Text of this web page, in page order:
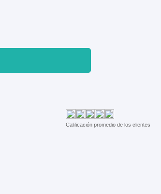
Calificación promedio de los clientes